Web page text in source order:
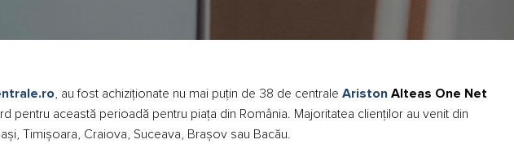
, au fost achiziţionate nu mai puțin de 38 de centrale Ariston Alteas One Net
pentru această perioadă pentru piața din România. Majoritatea clienților au venit din
Timișoara, Craiova, Suceava, Brașov sau Bacău.